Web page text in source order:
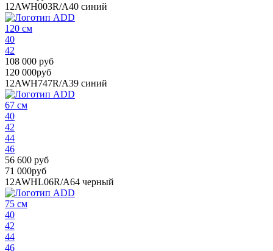
12AWH003R/A40 синий
120 см
40
42
108 000 руб
120 000руб
12AWH747R/A39 синий
67 см
40
42
44
46
56 600 руб
71 000руб
12AWHL06R/A64 черный
75 см
40
42
44
46